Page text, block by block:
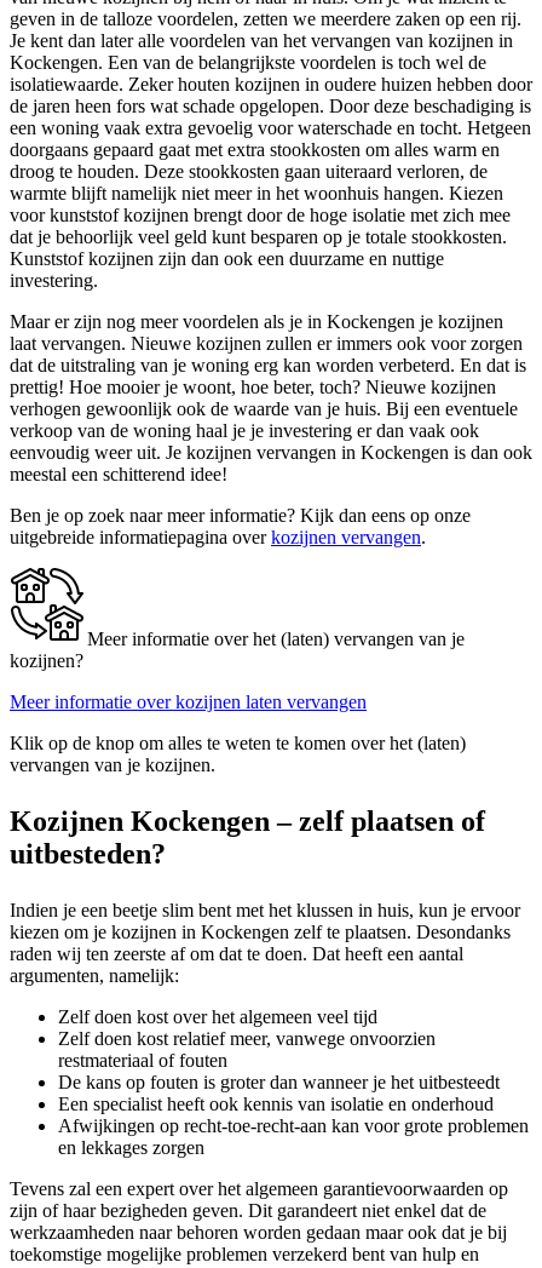
geven in de talloze voordelen, zetten we meerdere zaken op een rij.
Je kent dan later alle voordelen van het vervangen van kozijnen in
Kockengen. Een van de belangrijkste voordelen is toch wel de
isolatiewaarde. Zeker houten kozijnen in oudere huizen hebben door
de jaren heen fors wat schade opgelopen. Door deze beschadiging is
een woning vaak extra gevoelig voor waterschade en tocht. Hetgeen
doorgaans gepaard gaat met extra stookkosten om alles warm en
droog te houden. Deze stookkosten gaan uiteraard verloren, de
warmte blijft namelijk niet meer in het woonhuis hangen. Kiezen
voor kunststof kozijnen brengt door de hoge isolatie met zich mee
dat je behoorlijk veel geld kunt besparen op je totale stookkosten.
Kunststof kozijnen zijn dan ook een duurzame en nuttige
investering.
Maar er zijn nog meer voordelen als je in Kockengen je kozijnen
laat vervangen. Nieuwe kozijnen zullen er immers ook voor zorgen
dat de uitstraling van je woning erg kan worden verbeterd. En dat is
prettig! Hoe mooier je woont, hoe beter, toch? Nieuwe kozijnen
verhogen gewoonlijk ook de waarde van je huis. Bij een eventuele
verkoop van de woning haal je je investering er dan vaak ook
eenvoudig weer uit. Je kozijnen vervangen in Kockengen is dan ook
meestal een schitterend idee!
Ben je op zoek naar meer informatie? Kijk dan eens op onze
uitgebreide informatiepagina overkozijnen vervangen.
Meer informatie over het (laten) vervangen van je
kozijnen?
Meer informatie over kozijnen laten vervangen
Klik op de knop om alles te weten te komen over het (laten)
vervangen van je kozijnen.
Kozijnen Kockengen – zelf plaatsen of
uitbesteden?
Indien je een beetje slim bent met het klussen in huis, kun je ervoor
kiezen om je kozijnen in Kockengen zelf te plaatsen. Desondanks
raden wij ten zeerste af om dat te doen. Dat heeft een aantal
argumenten, namelijk:
Zelf doen kost over het algemeen veel tijd
Zelf doen kost relatief meer, vanwege onvoorzien
restmateriaal of fouten
De kans op fouten is groter dan wanneer je het uitbesteedt
Een specialist heeft ook kennis van isolatie en onderhoud
Afwijkingen op recht-toe-recht-aan kan voor grote problemen
en lekkages zorgen
Tevens zal een expert over het algemeen garantievoorwaarden op
zijn of haar bezigheden geven. Dit garandeert niet enkel dat de
werkzaamheden naar behoren worden gedaan maar ook dat je bij
toekomstige mogelijke problemen verzekerd bent van hulp en